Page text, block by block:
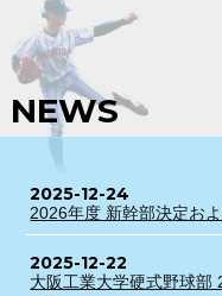
NEWS
2025-12-24
2026年度 新幹部決定お
2025-12-22
大阪工業大学硬式野球部